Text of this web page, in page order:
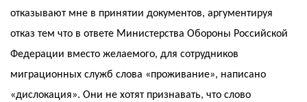
отказывают мне в принятии документов, аргументируя
отказ тем что в ответе Министерства Обороны Российской
Федерации вместо желаемого, для сотрудников
миграционных служб слова «проживание», написано
«дислокация». Они не хотят признавать, что слово